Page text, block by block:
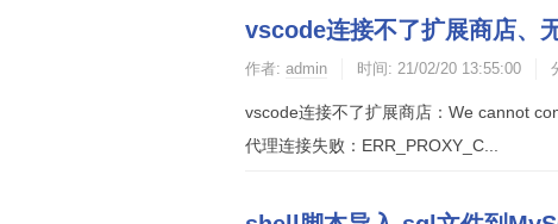
vscode连接不了扩展商店、
作者: admin 时间: 21/02/20 13:55:00
vscode连接不了扩展商店：We cannot
代理连接失败：ERR_PROXY_C...